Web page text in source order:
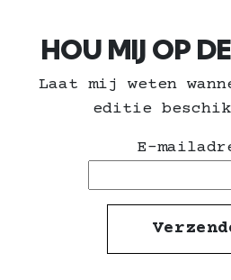
HOU MIJ OP
Laat mij weten
editie
E-